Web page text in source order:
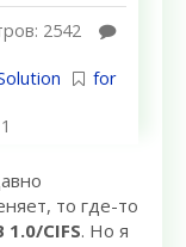
2542
for
то где-то
1.0/CIFS. Но я